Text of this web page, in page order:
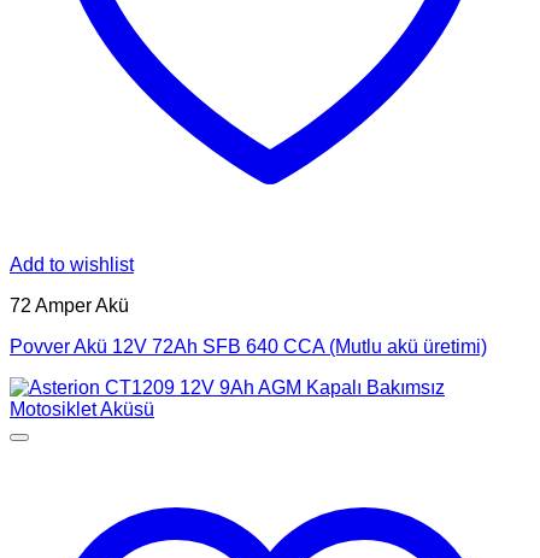
Add to wishlist
72 Amper Akü
Povver Akü 12V 72Ah SFB 640 CCA (Mutlu akü üretimi)